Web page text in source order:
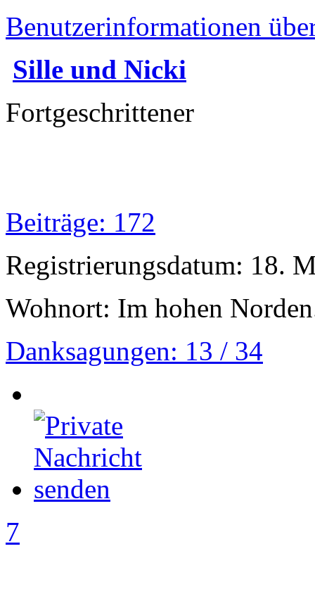
Benutzerinformationen
Sille und Nicki
Fortgeschrittener
Beiträge: 172
Registrierungsdatum: 18.
Wohnort: Im hohen
Danksagungen: 13 / 34
7